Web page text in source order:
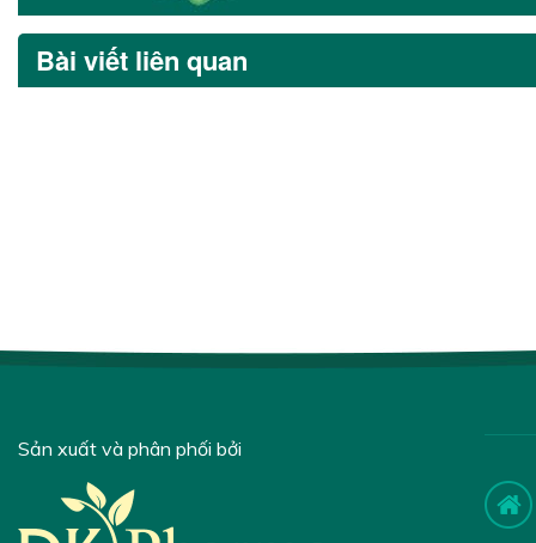
Bài viết liên quan
Sản xuất và phân phối bởi